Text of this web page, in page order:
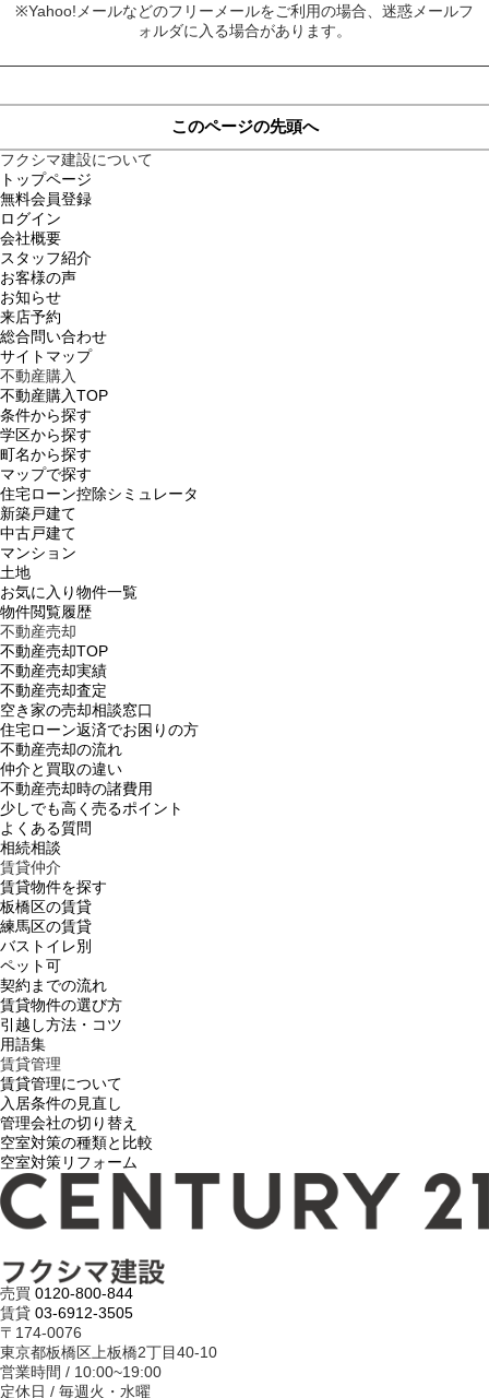
※Yahoo!メールなどのフリーメールをご利用の場合、迷惑メールフ
ォルダに入る場合があります。
このページの先頭へ
フクシマ建設について
トップページ
無料会員登録
ログイン
会社概要
スタッフ紹介
お客様の声
お知らせ
来店予約
総合問い合わせ
サイトマップ
不動産購入
不動産購入TOP
条件から探す
学区から探す
町名から探す
マップで探す
住宅ローン控除シミュレータ
新築戸建て
中古戸建て
マンション
土地
お気に入り物件一覧
物件閲覧履歴
不動産売却
不動産売却TOP
不動産売却実績
不動産売却査定
空き家の売却相談窓口
住宅ローン返済でお困りの方
不動産売却の流れ
仲介と買取の違い
不動産売却時の諸費用
少しでも高く売るポイント
よくある質問
相続相談
賃貸仲介
賃貸物件を探す
板橋区の賃貸
練馬区の賃貸
バストイレ別
ペット可
契約までの流れ
賃貸物件の選び方
引越し方法・コツ
用語集
賃貸管理
賃貸管理について
入居条件の見直し
管理会社の切り替え
空室対策の種類と比較
空室対策リフォーム
売買 0120-800-844
賃貸 03-6912-3505
〒174-0076
東京都板橋区上板橋2丁目40-10
営業時間 / 10:00~19:00
定休日 / 毎週火・水曜